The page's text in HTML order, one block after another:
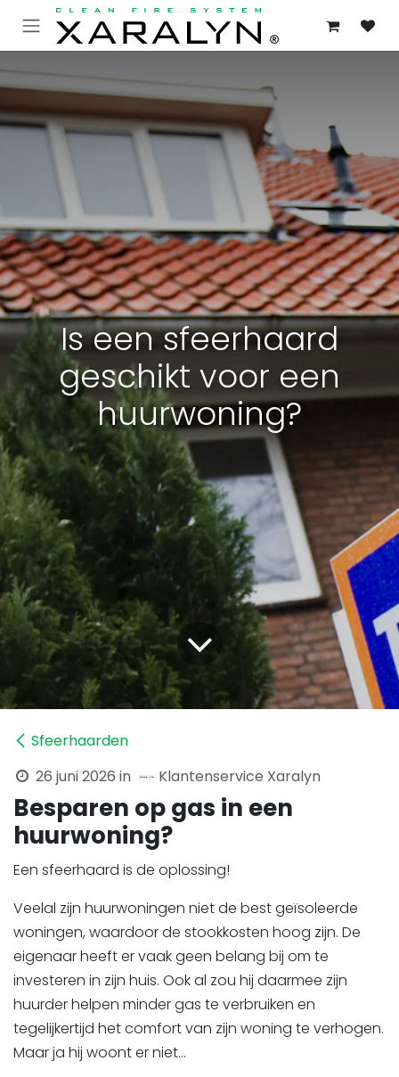
OVERSLAAN NAAR INHOUD
Is een sfeerhaard
geschikt voor een
huurwoning?
Sfeerhaarden
26 juni 2026 in Klantenservice Xaralyn
Besparen op gas in een
huurwoning?
Een sfeerhaard is de oplossing!
Veelal zijn huurwoningen niet de best geïsoleerde
woningen, waardoor de stookkosten hoog zijn. De
eigenaar heeft er vaak geen belang bij om te
investeren in zijn huis. Ook al zou hij daarmee zijn
huurder helpen minder gas te verbruiken en
tegelijkertijd het comfort van zijn woning te verhogen.
Maar ja hij woont er niet...